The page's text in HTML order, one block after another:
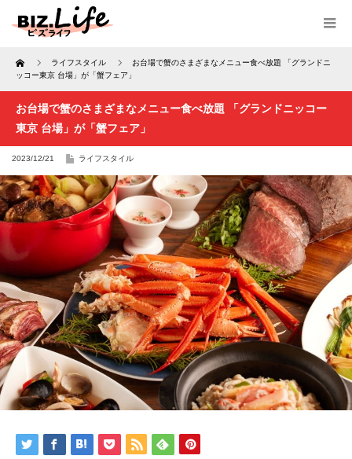
Home ライフスタイル
お台場で蟹のさまざまなメニュー食べ放題 「グランドニ
ッコー東京 台場」が「蟹フェア」
お台場で蟹のさまざまなメニュー食べ放題 「グランドニッコー
東京 台場」が「蟹フェア」
2023/12/21 ライフスタイル